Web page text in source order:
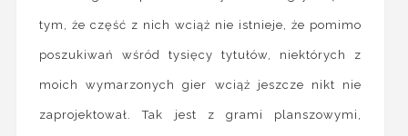
tym, że część z nich wciąż nie istnieje, że pomimo
poszukiwań wśród tysięcy tytułów, niektórych z
moich wymarzonych gier wciąż jeszcze nikt nie
zaprojektował. Tak jest z grami planszowymi,